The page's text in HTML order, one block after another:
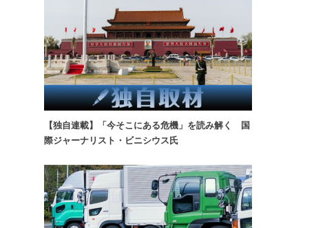
【独自連載】「今そこにある危機」を読み解く 国
際ジャーナリスト・ビニシウス氏